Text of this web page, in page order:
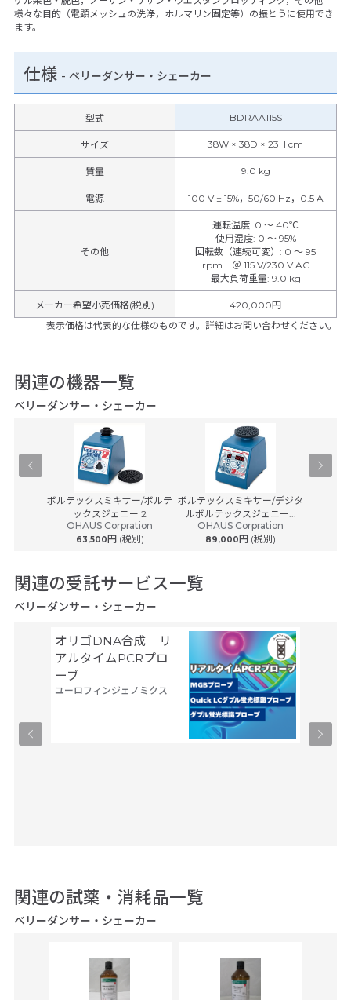
様々な目的（電顕メッシュの洗浄，ホルマリン固定等）の振とうに使用でき
ます。
仕様 - ベリーダンサー・シェーカー
型式 BDRAA115S
サイズ 38W × 38D × 23H cm
質量 9.0 kg
電源 100 V ± 15%，50/60 Hz，0.5 A
その他
運転温度: 0 ～ 40℃
使用湿度: 0 ～ 95%
回転数（連続可変）: 0 ～ 95
rpm ＠ 115 V/230 V AC
最大負荷重量: 9.0 kg
メーカー希望小売価格(税別)
420,000円
表示価格は代表的な仕様のものです。詳細はお問い合わせください。
関連の機器一覧
ベリーダンサー・シェーカー
ボルテックスミキサー/ボルテ
ックスジェニー 2
OHAUS Corpration
63,500円 (税別)
ボルテックスミキサー/デジタ
ルボルテックスジェニー...
OHAUS Corpration
89,000円 (税別)
関連の受託サービス一覧
ベリーダンサー・シェーカー
オリゴDNA合成 リ
アルタイムPCRプロ
ーブ
ユーロフィンジェノミクス
関連の試薬・消耗品一覧
ベリーダンサー・シェーカー